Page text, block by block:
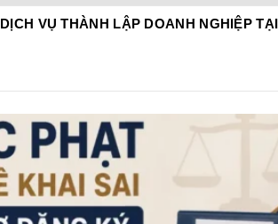
DỊCH VỤ THÀNH LẬP DOANH NGHIỆP